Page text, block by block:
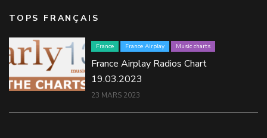
TOPS FRANÇAIS
France France Airplay Music charts
France Airplay Radios Chart
19.03.2023
23 MARS 2023